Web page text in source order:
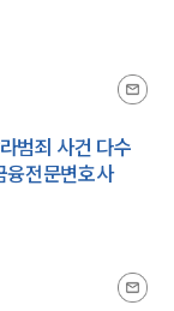
범죄 사건 다수
전문변호사